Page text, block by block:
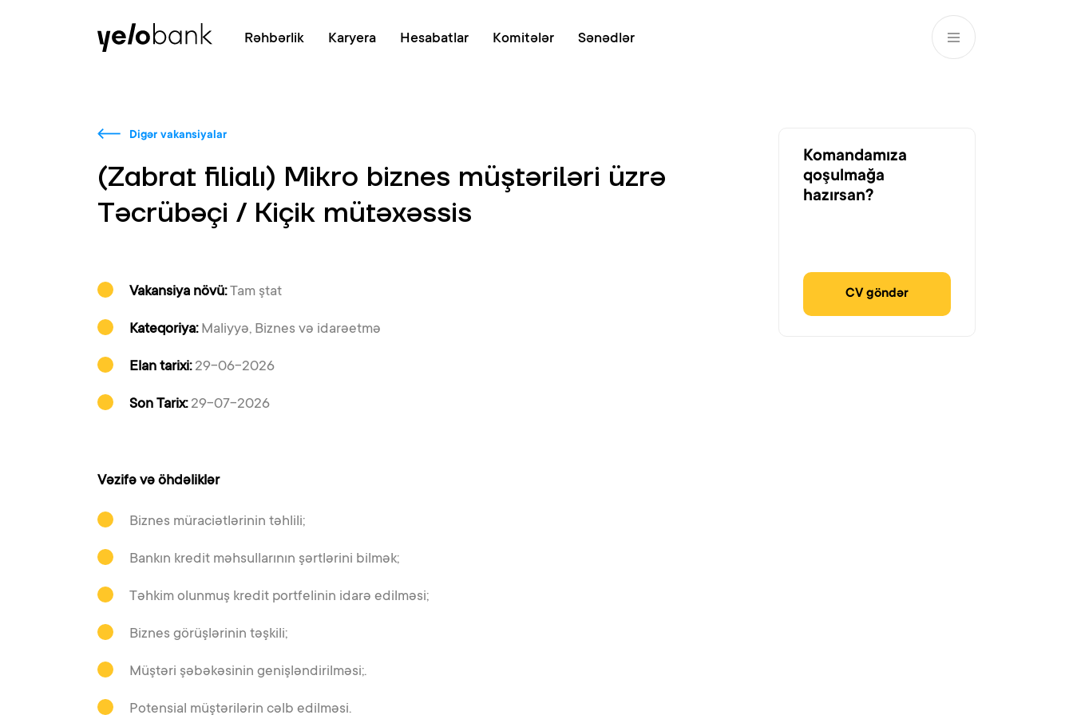
AZ
Rəhbərlik Karyera Hesabatlar Komitələr Sənədlər
Digər vakansiyalar
(Zabrat filialı) Mikro biznes müştəriləri üzrə
Təcrübəçi / Kiçik mütəxəssis
Vakansiya növü:Tam ştat
Kateqoriya:Maliyyə, Biznes və idarəetmə
Elan tarixi:29-06-2026
Son Tarix:29-07-2026
Vəzifə və öhdəliklər
Biznes müraciətlərinin təhlili;
Bankın kredit məhsullarının şərtlərini bilmək;
Təhkim olunmuş kredit portfelinin idarə edilməsi;
Biznes görüşlərinin təşkili;
Müştəri şəbəkəsinin genişləndirilməsi;.
Potensial müştərilərin cəlb edilməsi.
Komandamıza
qoşulmağa
hazırsan?
CV göndər